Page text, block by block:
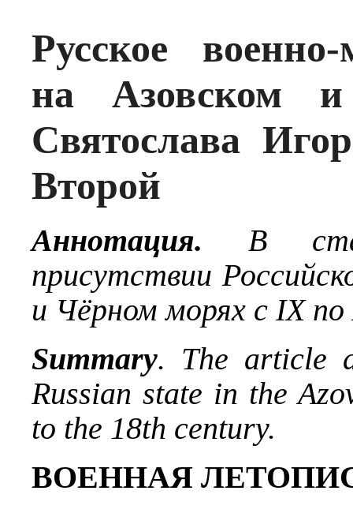
Русское
на Азовском
Святослава
Второй
Аннотация. В
присутствии
и Чёрном морях с IX
Summary. The article
Russian state in the
to the 18th century.
ВОЕННАЯ